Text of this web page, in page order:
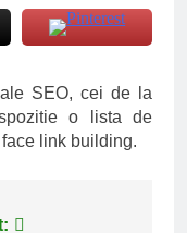
SEO, cei de la
o lista de
link building.